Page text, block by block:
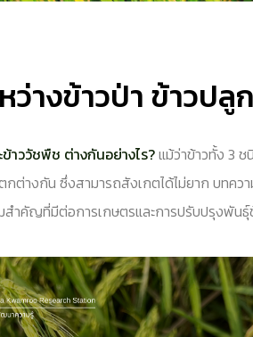
ว่างข้าวป่า ข้าวปลู
าววัชพืช ต่างกันอย่างไร?แม้ว่าข้าวทั้ง 3
ต่างกัน ซึ่งสามารถสังเกตได้ไม่ยาก บทคว
ำคัญที่มีต่อการเกษตรและการปรับปรุงพันธุ์